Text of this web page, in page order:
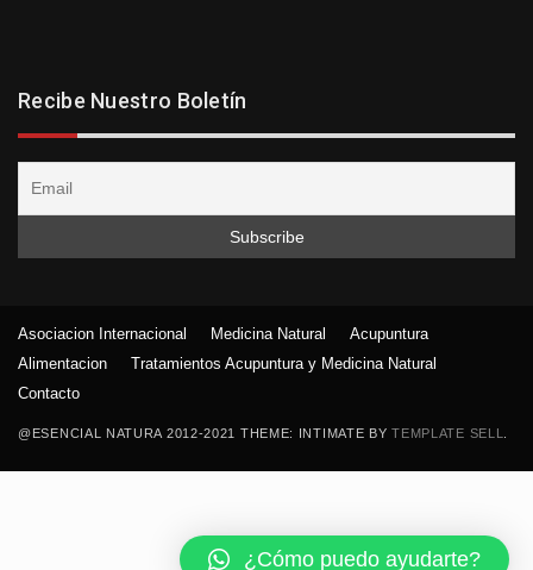
Recibe Nuestro Boletín
@ESENCIAL NATURA 2012-2021 THEME: INTIMATE BYTEMPLATE SELL
Asociacion Internacional Medicina Natural
Acupuntura
Alimentacion
Tratamientos Acupuntura y Medicina Natural
Contacto
¿Cómo puedo ayudarte?